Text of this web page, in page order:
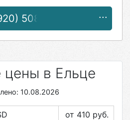
508-13-66
в Ельце
10.08.2026
от 410 руб.